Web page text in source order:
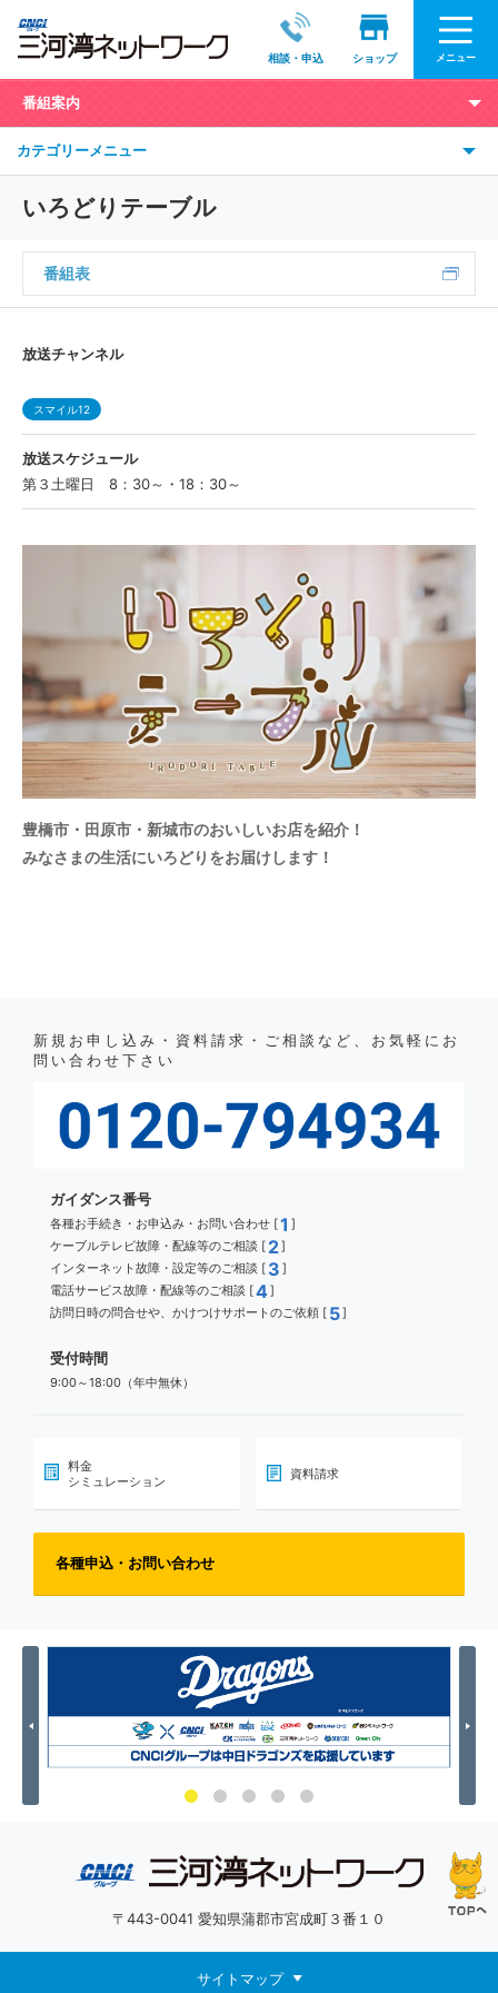
相談・申込 ショップ メニュー
番組案内
カテゴリーメニュー
いろどりテーブル
番組表
放送チャンネル
スマイル12
放送スケジュール
第３土曜日 8：30～・18：30～
豊橋市・田原市・新城市のおいしいお店を紹介！
みなさまの生活にいろどりをお届けします！
新規お申し込み・資料請求・ご相談など、お気軽にお
問い合わせ下さい
ガイダンス番号
各種お手続き・お申込み・お問い合わせ [1 ]
ケーブルテレビ故障・配線等のご相談 [ 2]
インターネット故障・設定等のご相談 [ 3 ]
電話サービス故障・配線等のご相談 [4]
訪問日時の問合せや、かけつけサポートのご依頼 [ 5]
受付時間
9:00～18:00（年中無休）
料金
シミュレーション
資料請求
各種申込・お問い合わせ
Previous Next
〒443-0041 愛知県蒲郡市宮成町３番１０
サイトマップ